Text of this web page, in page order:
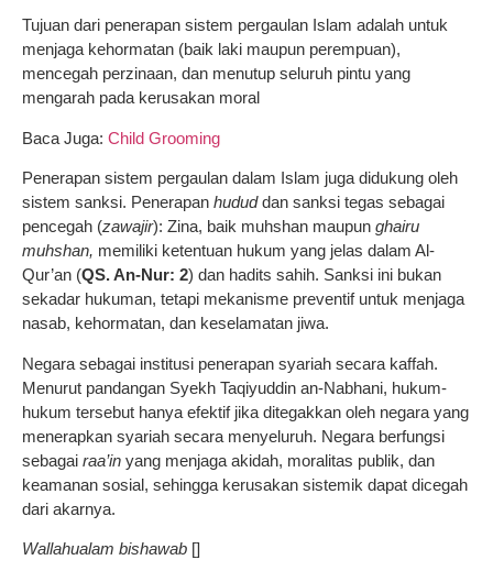
Tujuan dari penerapan sistem pergaulan Islam adalah untuk
menjaga kehormatan (baik laki maupun perempuan),
mencegah perzinaan, dan menutup seluruh pintu yang
mengarah pada kerusakan moral
Baca Juga: Child Grooming
Penerapan sistem pergaulan dalam Islam juga didukung oleh
sistem sanksi. Penerapan hududdan sanksi tegas sebagai
pencegah (zawajir): Zina, baik muhshan maupun ghairu
muhshan, memiliki ketentuan hukum yang jelas dalam Al-
Qur’an (QS. An-Nur: 2) dan hadits sahih. Sanksi ini bukan
sekadar hukuman, tetapi mekanisme preventif untuk menjaga
nasab, kehormatan, dan keselamatan jiwa.
Negara sebagai institusi penerapan syariah secara kaffah.
Menurut pandangan Syekh Taqiyuddin an-Nabhani, hukum-
hukum tersebut hanya efektif jika ditegakkan oleh negara yang
menerapkan syariah secara menyeluruh. Negara berfungsi
sebagai raa’in yang menjaga akidah, moralitas publik, dan
keamanan sosial, sehingga kerusakan sistemik dapat dicegah
dari akarnya.
Wallahualam bishawab []